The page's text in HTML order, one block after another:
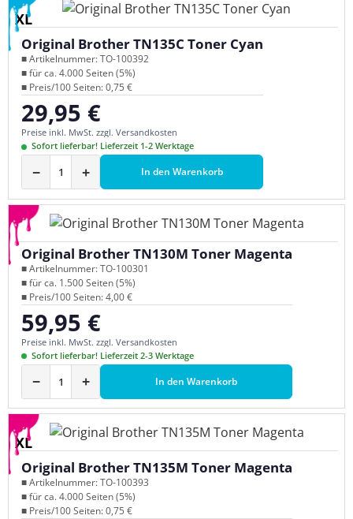
XL
Original Brother TN135C Toner Cyan
■ Artikelnummer: TO-100392
■ für ca. 4.000 Seiten (5%)
■ Preis/100 Seiten: 0,75 €
Regulärer Preis:
29,95 €
Preise inkl. MwSt. zzgl. Versandkosten
Sofort lieferbar! Lieferzeit 1-2 Werktage
− + In den Warenkorb
Original Brother TN130M Toner Magenta
■ Artikelnummer: TO-100301
■ für ca. 1.500 Seiten (5%)
■ Preis/100 Seiten: 4,00 €
Regulärer Preis:
59,95 €
Preise inkl. MwSt. zzgl. Versandkosten
Sofort lieferbar! Lieferzeit 2-3 Werktage
− + In den Warenkorb
XL
Original Brother TN135M Toner Magenta
■ Artikelnummer: TO-100393
■ für ca. 4.000 Seiten (5%)
■ Preis/100 Seiten: 0,75 €